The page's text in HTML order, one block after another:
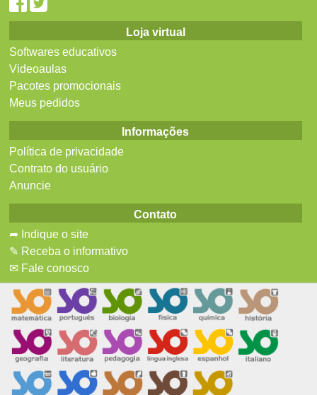
Loja virtual
Softwares educativos
Videoaulas
Pacotes promocionais
Meus pedidos
Informações
Política de privacidade
Contrato do usuário
Anuncie
Contato
➦ Indique o site
✎ Receba o informativo
✉ Fale conosco